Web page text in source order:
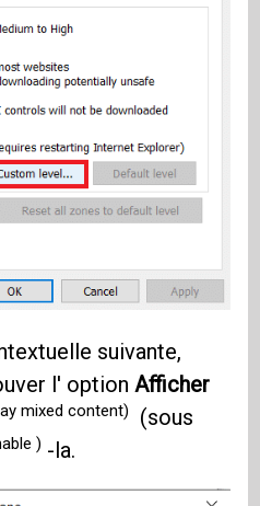
suivante,
l' optionAfficher
mixed content)
(sous
) -la.